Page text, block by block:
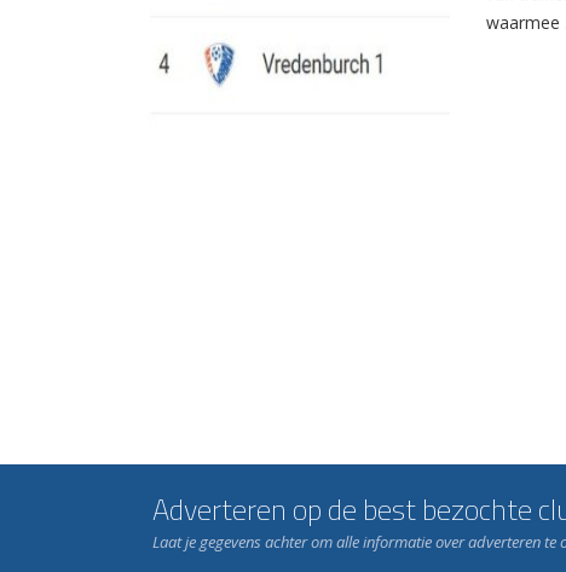
waarmee
Adverteren op de best bezochte
Laat je gegevens achter om alle informatie over adverteren te